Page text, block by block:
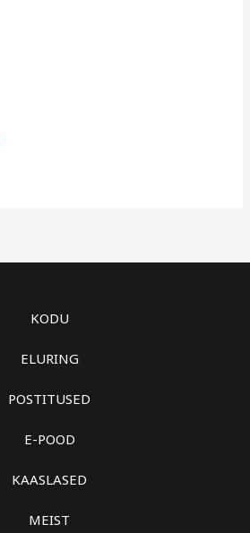
KODU
ELURING
POSTITUSED
E-POOD
KAASLASED
MEIST